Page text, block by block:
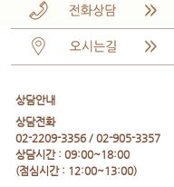
​상담안내
​상담전화
02-2209-3356 / 02-905-3357
상담시간 : 09:00~18:00
​(점심시간 : 12:00~13:00)